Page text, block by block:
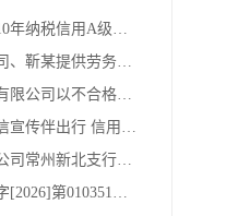
海南：发布连续10年纳税信用A级企业名单，将享绿色通道等激励措施
张某与浙江某公司、靳某提供劳务者致害责任纠纷申请再审审查一案
浙江浦菲尔建材有限公司以不合格产品冒充合格产品案
黑龙江大庆：征信宣传伴出行 信用大庆谱新篇
某银行股份有限公司常州新北支行、常州某公司,文某,文某等金融借款合同纠纷一案
京建法罚（市）字[2026]第010351号：北京首钢建设集团有限公司